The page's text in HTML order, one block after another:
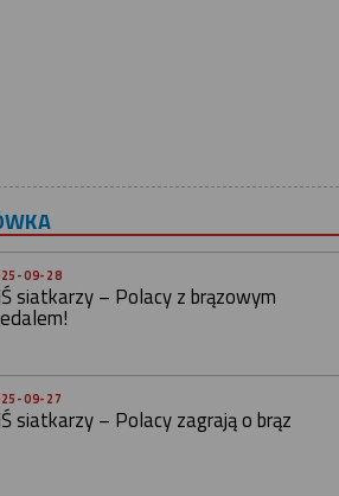
09-28
siatkarzy – Polacy z brązowym
09-27
siatkarzy – Polacy zagrają o brąz